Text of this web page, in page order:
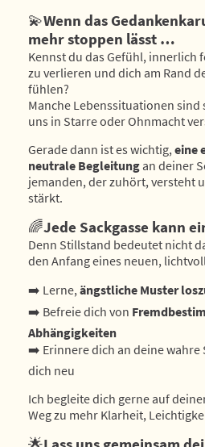
💫Wenn das
mehr stoppen lässt …
Kennst du das Gefühl, innerlich
zu verlieren und dich am Rand
fühlen?
Manche Lebenssituationen sind
uns in Starre oder Ohnmacht
Gerade dann ist es wichtig,eine
neutrale Begleitung an deiner
jemanden, der zuhört, versteht
stärkt.
🌈Jede Sackgasse kann
Denn Stillstand bedeutet nicht
den Anfang eines neuen,
➡️ Lerne,ängstliche Muster
➡️ Befreie dich von
Abhängigkeiten
➡️ Erinnere dich an deine wahre
dich neu
Ich begleite dich gerne auf
Weg zu mehr Klarheit,